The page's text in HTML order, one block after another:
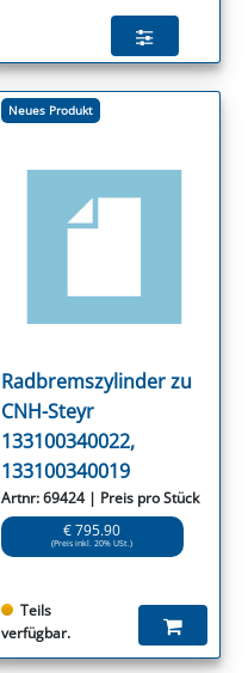
Neues Produkt
Radbremszylinder zu
CNH-Steyr
133100340022,
133100340019
Artnr: 69424 | Preis pro Stück
€ 795.90
(Preis inkl. 20% USt.)
Teils
verfügbar.